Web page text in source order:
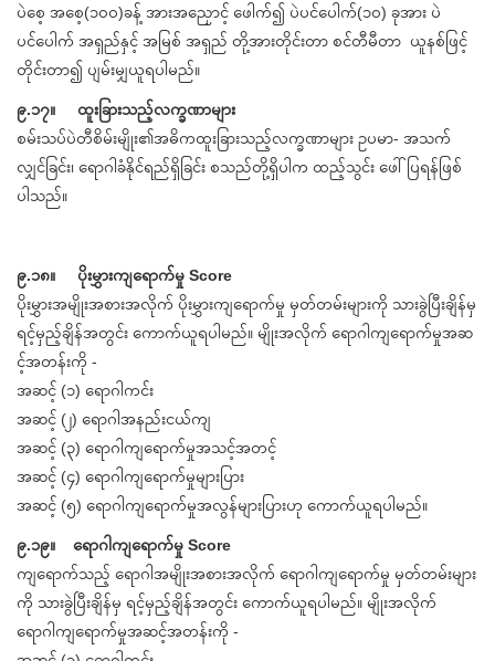
ပဲစေ့ အစေ့(၁၀၀)ခန့် အားအညှောင့် ဖေါက်၍ ပဲပင်ပေါက်(၁၀) ခုအား ပဲ
ပင်ပေါက် အရှည်နှင့် အမြစ် အရှည် တို့အားတိုင်းတာ စင်တီမီတာ ယူနစ်ဖြင့်
တိုင်းတာ၍ ပျမ်းမျှယူရပါမည်။
၉.၁၇။ ထူးခြားသည့်လက္ခဏာများ
စမ်းသပ်ပဲတီစိမ်းမျိုး၏အဓိကထူးခြားသည့်လက္ခဏာများ ဥပမာ- အသက်
လျှင်ခြင်း၊ ရောဂါခံနိုင်ရည်ရှိခြင်း စသည်တို့ရှိပါက ထည့်သွင်း ဖေါ်ပြရန်ဖြစ်
ပါသည်။
၉.၁၈။ ပိုးမွှားကျရောက်မှု Score
ပိုးမွှားအမျိုးအစားအလိုက် ပိုးမွှားကျရောက်မှု မှတ်တမ်းများကို သားခွဲပြီးချိန်မှ
ရင့်မှည့်ချိန်အတွင်း ကောက်ယူရပါမည်။ မျိုးအလိုက် ရောဂါကျရောက်မှုအဆ
င့်အတန်းကို -
အဆင့် (၁) ရောဂါကင်း
အဆင့် (၂) ရောဂါအနည်းငယ်ကျ
အဆင့် (၃) ရောဂါကျရောက်မှုအသင့်အတင့်
အဆင့် (၄) ရောဂါကျရောက်မှုများပြား
အဆင့် (၅) ရောဂါကျရောက်မှုအလွန်များပြားဟု ကောက်ယူရပါမည်။
၉.၁၉။ ရောဂါကျရောက်မှု Score
ကျရောက်သည့် ရောဂါအမျိုးအစားအလိုက် ရောဂါကျရောက်မှု မှတ်တမ်းများ
ကို သားခွဲပြီးချိန်မှ ရင့်မှည့်ချိန်အတွင်း ကောက်ယူရပါမည်။ မျိုးအလိုက်
ရောဂါကျရောက်မှုအဆင့်အတန်းကို -